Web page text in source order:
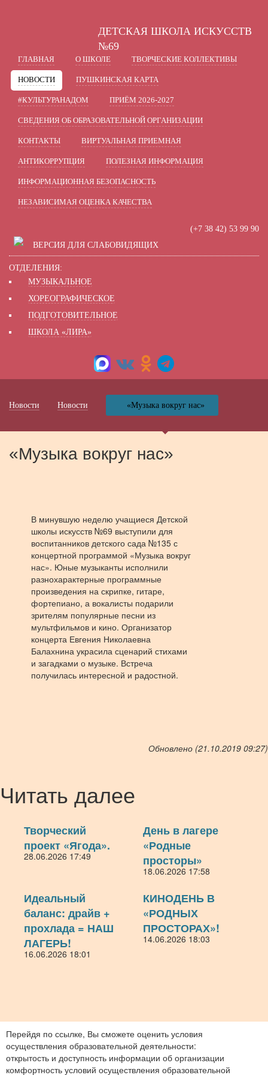
Включить изображения
Интервал: Одинарный Полуторный
Разрядка: Стандартный
Гарнитура: Без засечек С засечками
ДЕТСКАЯ ШКОЛА ИСКУССТВ
№69
ГЛАВНАЯ О ШКОЛЕ ТВОРЧЕСКИЕ КОЛЛЕКТИВЫ
НОВОСТИ ПУШКИНСКАЯ КАРТА
#КУЛЬТУРАНАДОМ ПРИЁМ 2026-2027
СВЕДЕНИЯ ОБ ОБРАЗОВАТЕЛЬНОЙ ОРГАНИЗАЦИИ
КОНТАКТЫ ВИРТУАЛЬНАЯ ПРИЕМНАЯ
АНТИКОРРУПЦИЯ ПОЛЕЗНАЯ ИНФОРМАЦИЯ
ИНФОРМАЦИОННАЯ БЕЗОПАСНОСТЬ
НЕЗАВИСИМАЯ ОЦЕНКА КАЧЕСТВА
(+7 38 42) 53 99 90
ВЕРСИЯ ДЛЯ СЛАБОВИДЯЩИХ
ОТДЕЛЕНИЯ:
МУЗЫКАЛЬНОЕ
ХОРЕОГРАФИЧЕСКОЕ
ПОДГОТОВИТЕЛЬНОЕ
ШКОЛА «ЛИРА»
Новости Новости «Музыка вокруг нас»
«Музыка вокруг нас»
В минувшую неделю учащиеся Детской
школы искусств №69 выступили для
воспитанников детского сада №135 с
концертной программой «Музыка вокруг
нас». Юные музыканты исполнили
разнохарактерные программные
произведения на скрипке, гитаре,
фортепиано, а вокалисты подарили
зрителям популярные песни из
мультфильмов и кино. Организатор
концерта Евгения Николаевна
Балахнина украсила сценарий стихами
и загадками о музыке. Встреча
получилась интересной и радостной.
Обновлено (21.10.2019 09:27)
Читать далее
Творческий
проект «Ягода».
28.06.2026 17:49
День в лагере
«Родные
просторы»
18.06.2026 17:58
Идеальный
баланс: драйв +
прохлада = НАШ
ЛАГЕРЬ!
16.06.2026 18:01
КИНОДЕНЬ В
«РОДНЫХ
ПРОСТОРАХ»!
14.06.2026 18:03
Перейдя по ссылке, Вы сможете оценить условия
осуществления образовательной деятельности:
открытость и доступность информации об организации
комфортность условий осуществления образовательной